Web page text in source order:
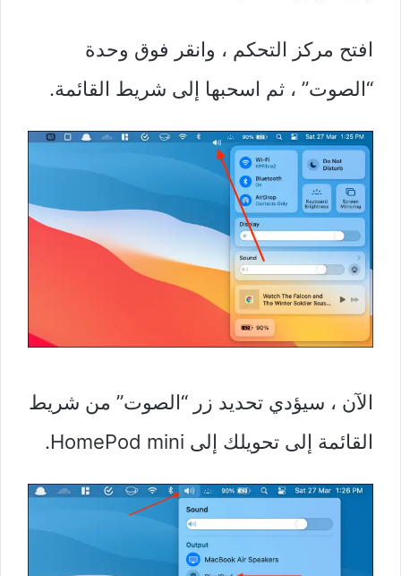
افتح مركز التحكم ، وانقر فوق وحدة
“الصوت” ، ثم اسحبها إلى شريط القائمة.
الآن ، سيؤدي تحديد زر “الصوت” من شريط
القائمة إلى تحويلك إلى HomePod mini.